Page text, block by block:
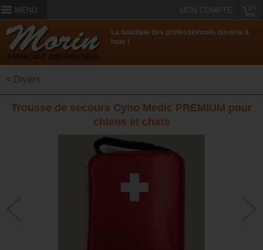
MENU MON COMPTE
La boutique des professionnels ouverte à
tous !
< Divers
Trousse de secours Cyno Medic PREMIUM pour
chiens et chats